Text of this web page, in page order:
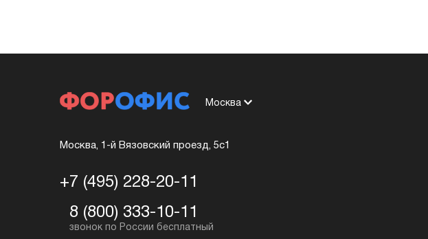
Москва
Москва, 1-й Вязовский проезд, 5с1
+7 (495) 228-20-11
8 (800) 333-10-11